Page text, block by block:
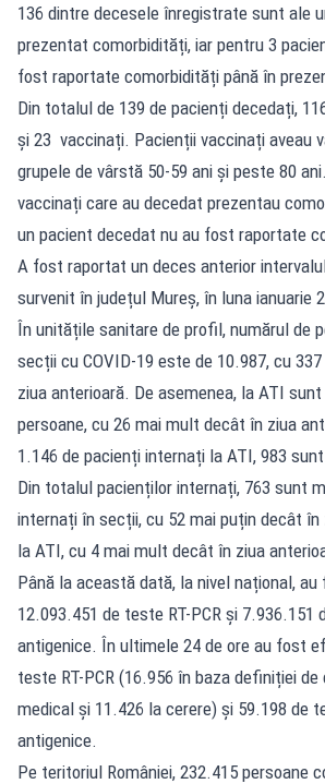
136 dintre decesele înregistrate sunt ale
prezentat comorbidități, iar pentru 3
fost raportate comorbidități până în
Din totalul de 139 de pacienți decedați,
și 23 vaccinați. Pacienții vaccinați aveau
grupele de vârstă 50-59 ani și peste 80
vaccinați care au decedat prezentau
un pacient decedat nu au fost raportate
A fost raportat un deces anterior
survenit în județul Mureș, în luna ianuarie
În unitățile sanitare de profil, numărul de
secții cu COVID-19 este de 10.987, cu
ziua anterioară. De asemenea, la ATI
persoane, cu 26 mai mult decât în ziua
1.146 de pacienți internați la ATI, 983
Din totalul pacienților internați, 763 sunt
internați în secții, cu 52 mai puțin decât în
la ATI, cu 4 mai mult decât în ziua
Până la această dată, la nivel național,
12.093.451 de teste RT-PCR și 7.936.151
antigenice. În ultimele 24 de ore au fost
teste RT-PCR (16.956 în baza definiției
medical și 11.426 la cerere) și 59.198 de
antigenice.
Pe teritoriul României, 232.415 persoane